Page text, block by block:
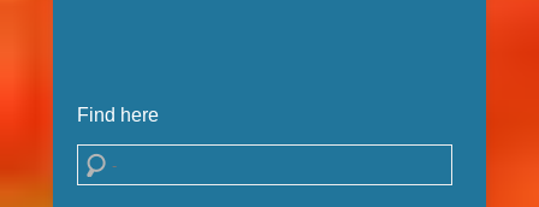
Find here
Search